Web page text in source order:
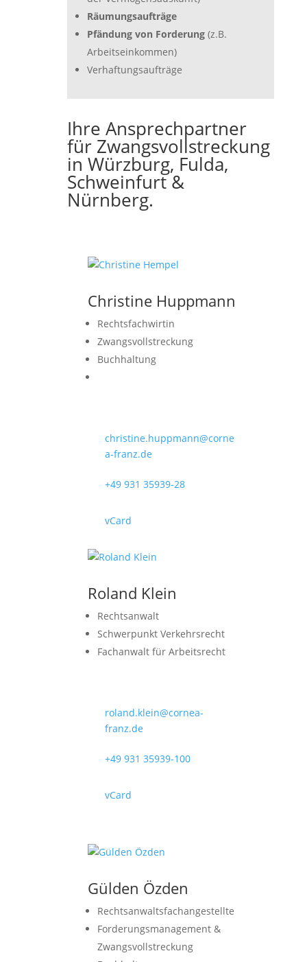
Räumungsaufträge
Pfändung von Forderung(z.B.
Arbeitseinkommen)
Verhaftungsaufträge
Ihre Ansprechpartner
für Zwangsvollstreckung
in Würzburg, Fulda,
Schweinfurt &
Nürnberg.
Christine Huppmann
Rechtsfachwirtin
Zwangsvollstreckung
Buchhaltung
christine.huppmann@corne
a-franz.de
+49 931 35939-28
vCard
Roland Klein
Rechtsanwalt
Schwerpunkt Verkehrsrecht
Fachanwalt für Arbeitsrecht
roland.klein@cornea-
franz.de
+49 931 35939-100
vCard
Gülden Özden
Rechtsanwaltsfachangestellte
Forderungsmanagement &
Zwangsvollstreckung